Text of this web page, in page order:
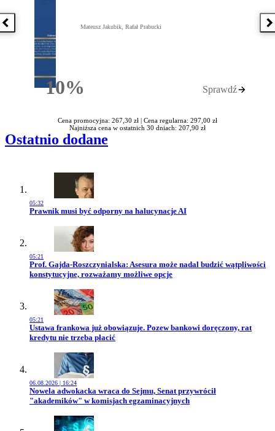
Poprzednia książka
10%Rabatu
Mateusz Jakubik, Rafał Prabucki
Sprawdź
Cena promocyjna: 267,30 zł | Cena regularna: 297,00 zł
Najniższa cena w ostatnich 30 dniach: 207,90 zł
Ostatnio dodane
05:32
Przejdź do artykułu:
Prawnik musi być odporny na halucynacje AI
05:21
Przejdź do artykułu:
Prof. Gajda-Roszczynialska: Asesura może nadal budzić wątpliwości
konstytucyjne, rozważamy możliwe opcje
05:21
Przejdź do artykułu:
Ustawa frankowa już obowiązuje. Pozew bankowi doręczony, rat
kredytu nie trzeba płacić
06.08.2026 | 16:24
Przejdź do artykułu:
Nowela adwokacka wraca do Sejmu, Senat przywrócił
"akademików" w komisjach egzaminacyjnych